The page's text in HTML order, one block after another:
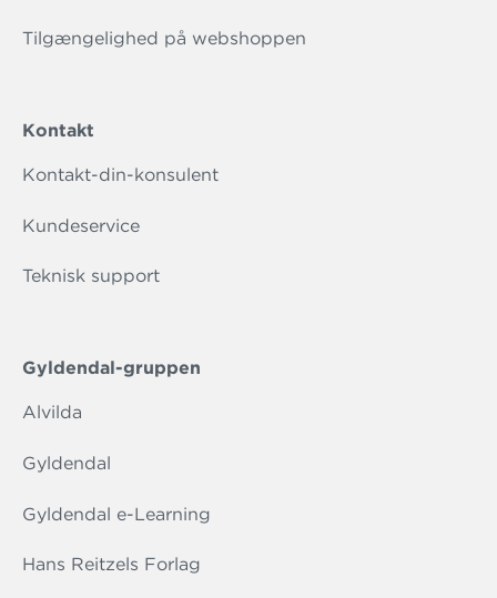
Tilgængelighed på webshoppen
Kontakt
Kontakt-din-konsulent
Kundeservice
Teknisk support
Gyldendal-gruppen
Alvilda
Gyldendal
Gyldendal e-Learning
Hans Reitzels Forlag